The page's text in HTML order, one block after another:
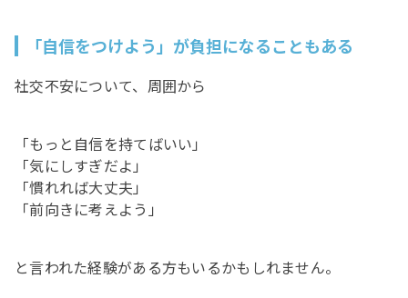
「自信をつけよう」が負担になることもある
社交不安について、周囲から
「もっと自信を持てばいい」
「気にしすぎだよ」
「慣れれば大丈夫」
「前向きに考えよう」
と言われた経験がある方もいるかもしれません。